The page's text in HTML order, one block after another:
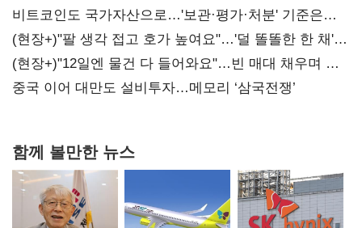
비트코인도 국가자산으로…'보관·평가·처분' 기준은
숙제
(현장+)"팔 생각 접고 호가 높여요"…'덜 똘똘한 한 채'
20억 키맞추기
(현장+)"12일엔 물건 다 들어와요"…빈 매대 채우며 문
연 홈플러스
중국 이어 대만도 설비투자…메모리 ‘삼국전쟁’
함께 볼만한 뉴스